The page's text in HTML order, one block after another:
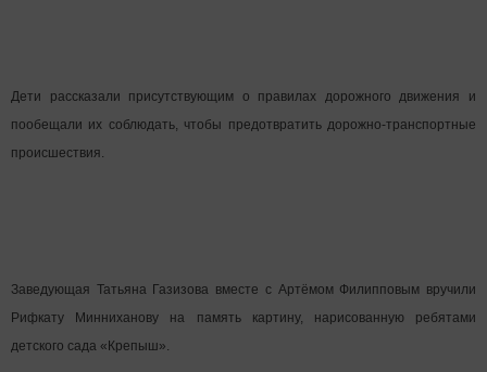
Дети рассказали присутствующим о правилах дорожного движения и
пообещали их соблюдать, чтобы предотвратить дорожно-транспортные
происшествия.
Заведующая Татьяна Газизова вместе с Артёмом Филипповым вручили
Рифкату Минниханову на память картину, нарисованную ребятами
детского сада «Крепыш».